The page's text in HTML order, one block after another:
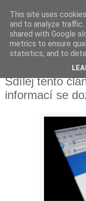
Věř všemu co tady
úterý 20. listopadu
Sdílej tento
informací se
This site uses
and to analyze traffic.
shared with Google
metrics to ensure
statistics, and to